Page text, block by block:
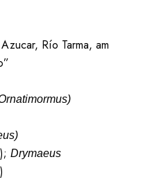
Río Tarma, am
Drymaeus